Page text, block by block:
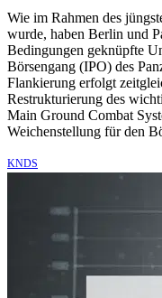
Wie im Rahmen des
wurde, haben Berlin und
Bedingungen geknüpfte
Börsengang (IPO) des
Flankierung erfolgt
Restrukturierung des
Main Ground Combat
Weichenstellung für den
KNDS